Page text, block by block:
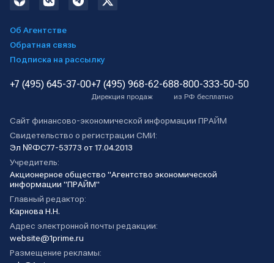
Об Агентстве
Обратная связь
Подписка на рассылку
+7 (495) 645-37-00+7 (495) 968-62-68
Дирекция продаж
8-800-333-50-50
из РФ бесплатно
Сайт финансово-экономической информации ПРАЙМ
Свидетельство о регистрации СМИ:
Эл №ФС77-53773 от 17.04.2013
Учредитель:
Акционерное общество "Агентство экономической
информации "ПРАЙМ"
Главный редактор:
Карнова Н.Н.
Адрес электронной почты редакции:
website@1prime.ru
Размещение рекламы: